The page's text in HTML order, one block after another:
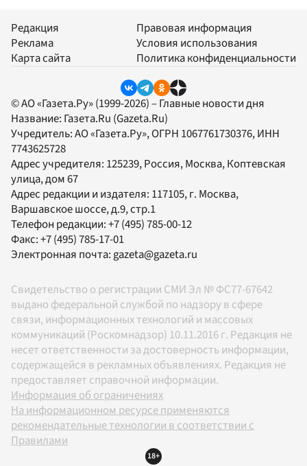
Редакция
Реклама
Карта сайта
Правовая информация
Условия использования
Политика конфиденциальности
© АО «Газета.Ру» (1999-2026) – Главные новости дня
Название: Газета.Ru (Gazeta.Ru)
Учредитель:АО «Газета.Ру», ОГРН 1067761730376, ИНН
7743625728
Адрес учредителя: 125239, Россия, Москва, Коптевская
улица, дом 67
Адрес редакции и издателя: 117105, г. Москва,
Варшавское шоссе, д.9, стр.1
Телефон редакции:+7 (495) 785-00-12
Факс:+7 (495) 785-17-01
Электронная почта:gazeta@gazeta.ru
Свидетельство о регистрации СМИ Эл № ФС77-67642
выдано федеральной службой по надзору в сфере
связи, информационных технологий и массовых
коммуникаций (Роскомнадзор) 10.11.2016 г. Редакция не
несет ответственности за достоверность информации,
содержащейся в рекламных объявлениях. Редакция не
предоставляет справочной информации.
Информация об ограничениях
На информационном ресурсе применяются
рекомендательные технологии в соответствии с
Правилами
18+